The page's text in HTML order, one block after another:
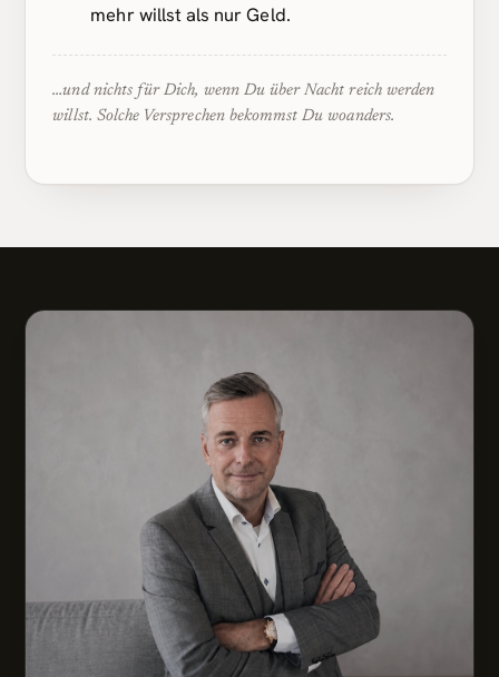
mehr willst als nur Geld.
…und nichts für Dich, wenn Du über Nacht reich werden
willst. Solche Versprechen bekommst Du woanders.